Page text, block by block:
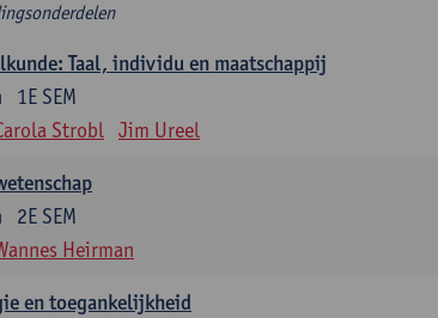
Taal, individu en maatschappij
1E SEM
Strobl Jim Ureel
2E SEM
Heirman
en toegankelijkheid